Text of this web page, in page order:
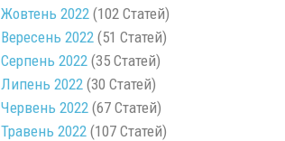
Жовтень 2022(102 Статей)
Вересень 2022(51 Статей)
Серпень 2022(35 Статей)
Липень 2022(30 Статей)
Червень 2022(67 Статей)
Травень 2022(107 Статей)